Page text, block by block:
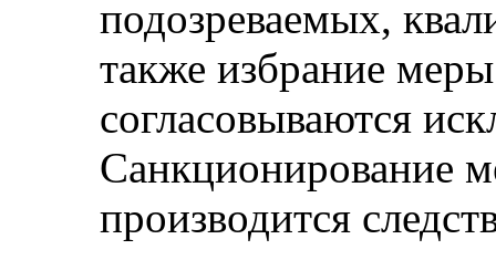
подозреваемых,
также избрание
согласовываются
Санкционирование
производится